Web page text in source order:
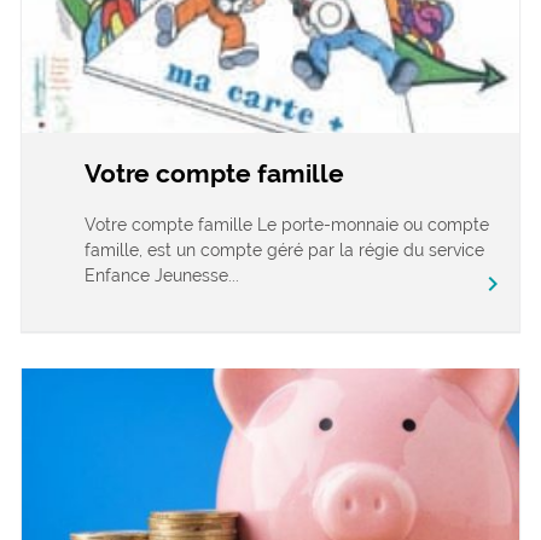
Votre compte famille
Votre compte famille Le porte-monnaie ou compte
famille, est un compte géré par la régie du service
Enfance Jeunesse...
chevron_right